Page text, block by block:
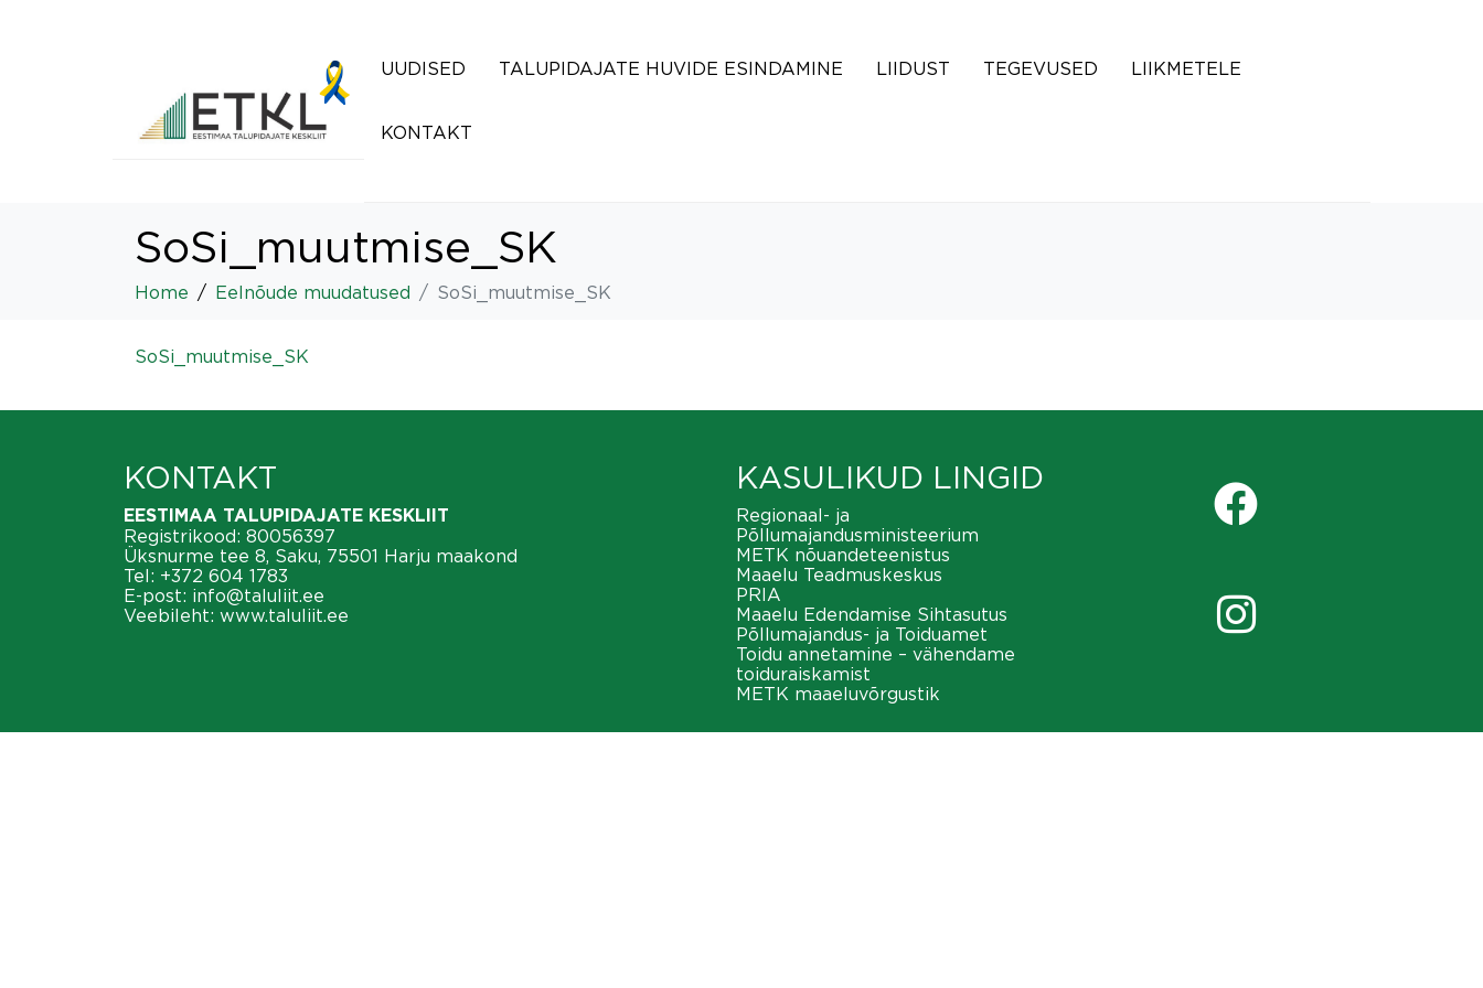
UUDISED TALUPIDAJATE HUVIDE ESINDAMINE LIIDUST TEGEVUSED LIIKMETELE
KONTAKT
SoSi_muutmise_SK
Home Eelnõude muudatused SoSi_muutmise_SK
SoSi_muutmise_SK
KONTAKT
EESTIMAA TALUPIDAJATE KESKLIIT
Registrikood: 80056397
Üksnurme tee 8, Saku, 75501 Harju maakond
Tel: +372 604 1783
E-post: info@taluliit.ee
Veebileht: www.taluliit.ee
KASULIKUD LINGID
Regionaal- ja
Põllumajandusministeerium
METK nõuandeteenistus
Maaelu Teadmuskeskus
PRIA
Maaelu Edendamise Sihtasutus
Põllumajandus- ja Toiduamet
Toidu annetamine – vähendame
toiduraiskamist
METK maaeluvõrgustik